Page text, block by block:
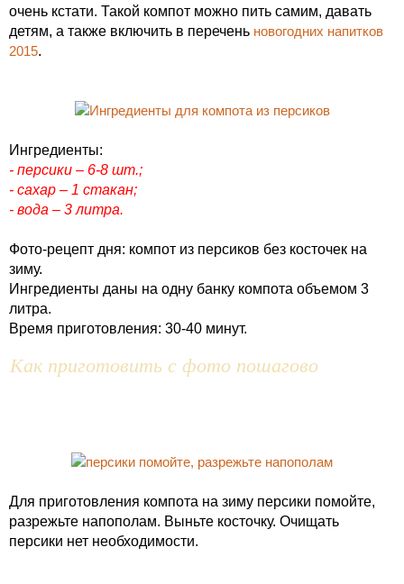
очень кстати. Такой компот можно пить самим, давать
детям, а также включить в перечень новогодних напитков
2015.
Ингредиенты:
- персики – 6-8 шт.;
- сахар – 1 стакан;
- вода – 3 литра.
Фото-рецепт дня: компот из персиков без косточек на
зиму.
Ингредиенты даны на одну банку компота объемом 3
литра.
Время приготовления: 30-40 минут.
Как приготовить с фото пошагово
Для приготовления компота на зиму персики помойте,
разрежьте напополам. Выньте косточку. Очищать
персики нет необходимости.